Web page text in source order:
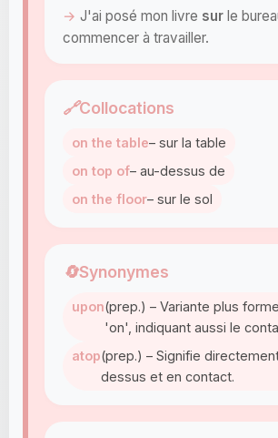
J'ai posé mon livre sur le
commencer à travailler.
🔗Collocations
on the table– sur la table
on top of– au-dessus de
on the floor– sur le sol
🔄Synonymes
upon(prep.) – Variante plus
'on', indiquant aussi le
atop(prep.) – Signifie
dessus et en contact.